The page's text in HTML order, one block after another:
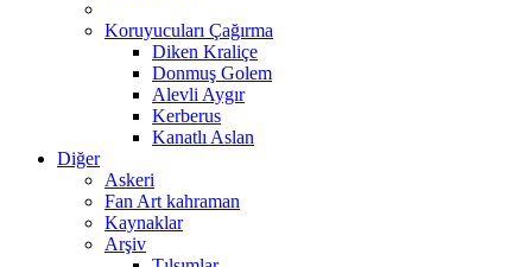
Koruyucuları Çağırma
Diken Kraliçe
Donmuş Golem
Alevli Aygır
Kerberus
Kanatlı Aslan
Diğer
Askeri
Fan Art kahraman
Kaynaklar
Arşiv